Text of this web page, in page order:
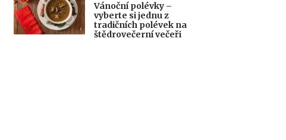
Vánoční polévky –
vyberte si jednu z
tradičních polévek na
štědrovečerní večeři